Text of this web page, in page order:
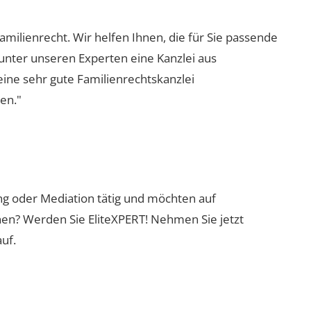
Wir helfen Ihnen, die für Sie passende
unseren Experten eine Kanzlei aus
sehr gute Familienrechtskanzlei
oder Mediation tätig und möchten auf
Werden Sie EliteXPERT! Nehmen Sie jetzt